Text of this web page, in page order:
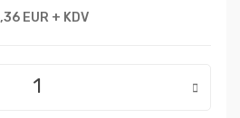
EUR + KDV